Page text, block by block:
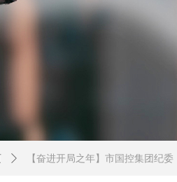
ꄲ 【奋进开局之年】市国控集团纪